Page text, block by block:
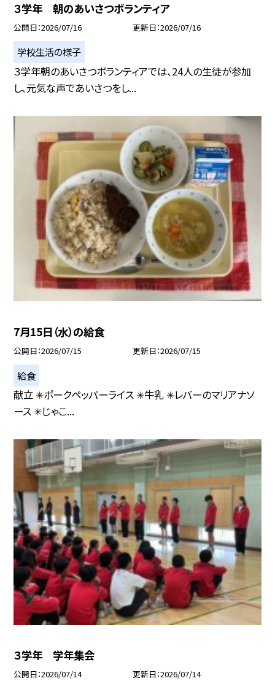
３学年 朝のあいさつボランティア
公開日 2026/07/16 更新日 2026/07/16
学校生活の様子
３学年朝のあいさつボランティアでは、24人の生徒が参加
し、元気な声であいさつをし...
7月15日（水）の給食
公開日 2026/07/15 更新日 2026/07/15
給食
献立 ✳︎ポークペッパーライス ✳︎牛乳 ✳︎レバーのマリアナソ
ース ✳︎じゃこ...
３学年 学年集会
公開日 2026/07/14 更新日 2026/07/14